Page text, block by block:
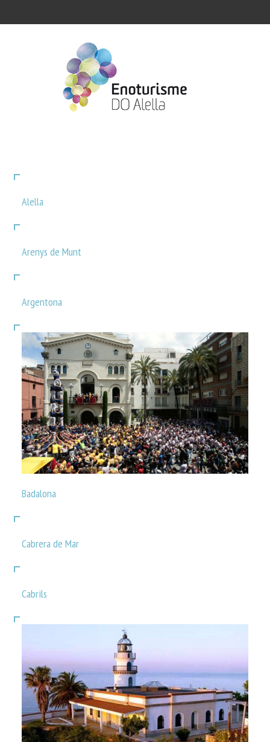
Alella
Arenys de Munt
Argentona
Badalona
Cabrera de Mar
Cabrils